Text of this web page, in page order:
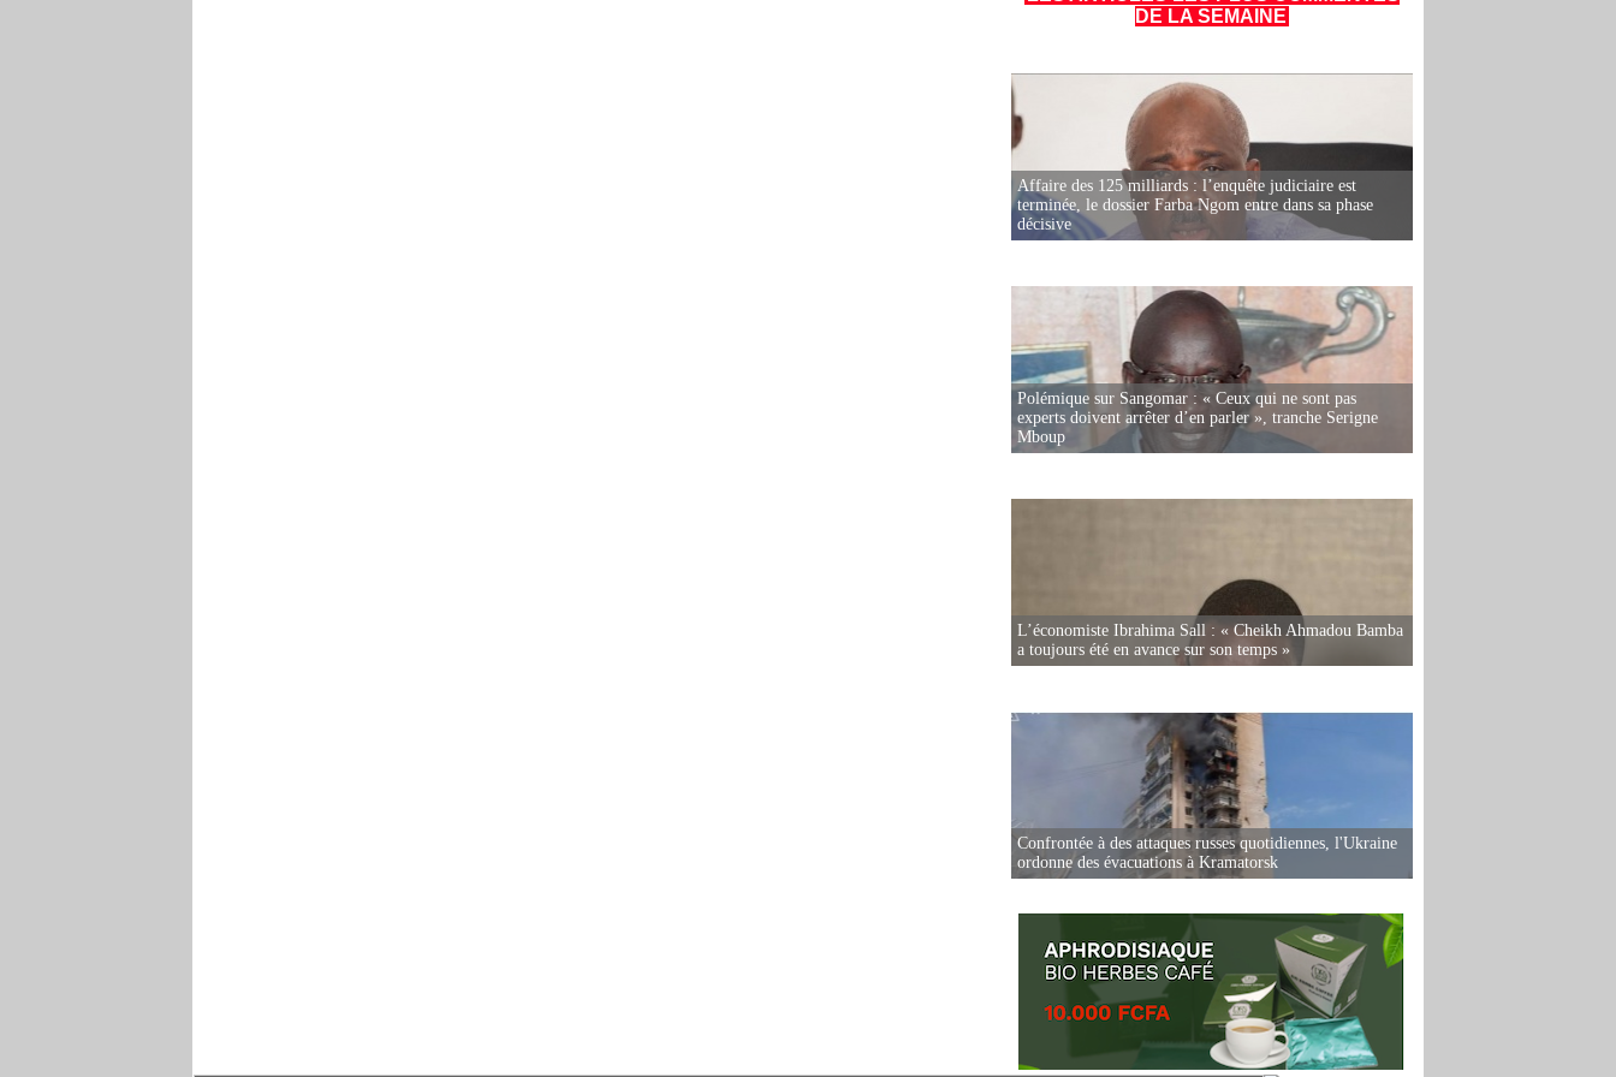
DE LA SEMAINE
Affaire des 125 milliards : l’enquête judiciaire est
terminée, le dossier Farba Ngom entre dans sa phase
décisive
Polémique sur Sangomar : « Ceux qui ne sont pas
experts doivent arrêter d’en parler », tranche Serigne
Mboup
L’économiste Ibrahima Sall : « Cheikh Ahmadou Bamba
a toujours été en avance sur son temps »
Confrontée à des attaques russes quotidiennes, l'Ukraine
ordonne des évacuations à Kramatorsk